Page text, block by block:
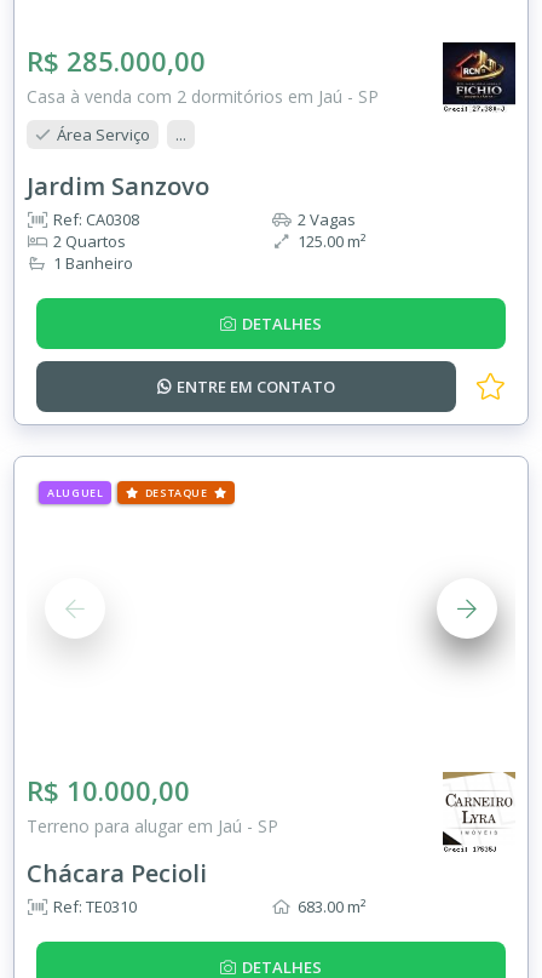
R$ 285.000,00
Casa à venda com 2 dormitórios em Jaú - SP
Área Serviço ...
Jardim Sanzovo
Ref: CA0308
2 Quartos
1 Banheiro
2 Vagas
125.00 m²
DETALHES
ENTRE EM CONTATO
ALUGUEL DESTAQUE
R$ 10.000,00
Terreno para alugar em Jaú - SP
Chácara Pecioli
Ref: TE0310 683.00 m²
DETALHES